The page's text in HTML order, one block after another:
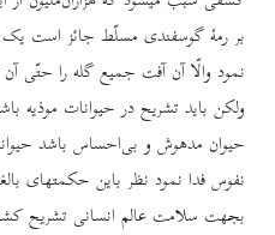
بر رمۀ گوسفندی مسلّط جائز است یک
نمود والّا آن آفت جمیع گله را حتّی
ولکن باید تشریح در حیوانات موذیه
حیوان مدهوش و بی‌احساس باشد
نفوس فدا نمود نظر باین حکمتهای
بجهت سلامت عالم انسانی تشریح